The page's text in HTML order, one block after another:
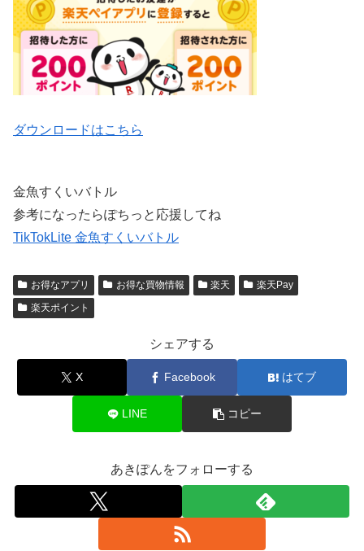
ダウンロードはこちら
金魚すくいバトル
参考になったらぽちっと応援してね
TikTokLite 金魚すくいバトル
お得なアプリ お得な買物情報 楽天
楽天Pay
楽天ポイント
シェアする
X Facebook はてブ
LINE コピー
あきぽんをフォローする